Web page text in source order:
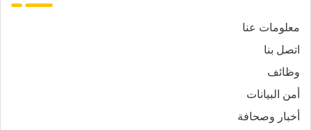
معلومات عنا
اتصل بنا
وظائف
أمن البيانات
أخبار وصحافة